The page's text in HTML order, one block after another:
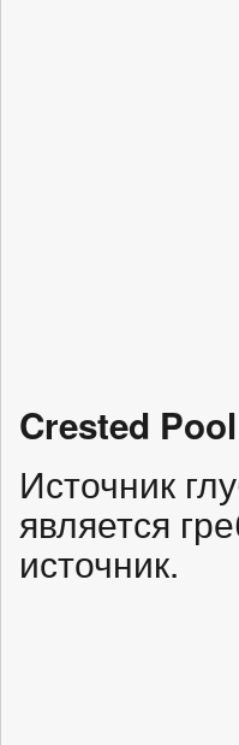
Crested Pool
Источник
является
источник.